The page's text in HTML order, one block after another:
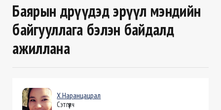
Баярын өдрүүдэд эрүүл мэндийн
байгууллага бэлэн байдалд
ажиллана
Х.Наранцацрал
Сэтгүүлч